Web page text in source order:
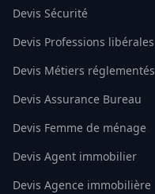
Devis Sécurité
Devis Professions libérales
Devis Métiers réglementés
Devis Assurance Bureau
Devis Femme de ménage
Devis Agent immobilier
Devis Agence immobilière